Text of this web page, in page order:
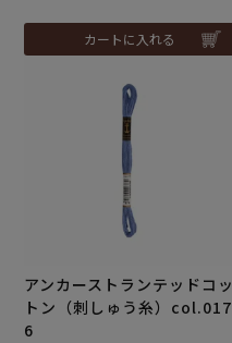
カートに入れる
アンカーストランテッドコッ
トン（刺しゅう糸）col.017
6